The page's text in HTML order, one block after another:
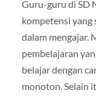
Guru-guru di SD
kompetensi yang
dalam mengajar.
pembelajaran
belajar dengan
monoton. Selain